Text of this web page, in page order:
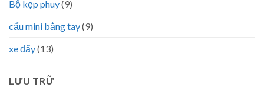
Bộ kẹp phuy(9)
cẩu mini bằng tay(9)
xe đẩy(13)
LƯU TRỮ